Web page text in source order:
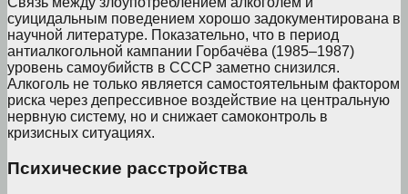
суицидальным поведением хорошо задокументирована в
научной литературе. Показательно, что в период
антиалкогольной кампании Горбачёва (1985–1987)
уровень самоубийств в СССР заметно снизился.
Алкоголь не только является самостоятельным фактором
риска через депрессивное воздействие на центральную
нервную систему, но и снижает самоконтроль в
кризисных ситуациях.
Психические расстройства